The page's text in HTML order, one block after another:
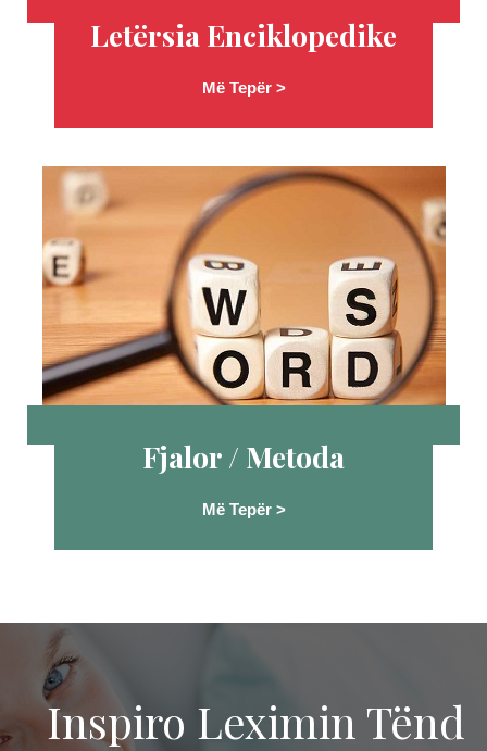
Letërsia Enciklopedike
Më Tepër >
Fjalor / Metoda
Më Tepër >
Inspiro Leximin Tënd